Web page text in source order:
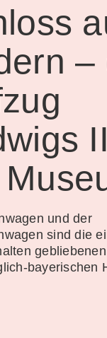
–
und der
sind die
bayerischen